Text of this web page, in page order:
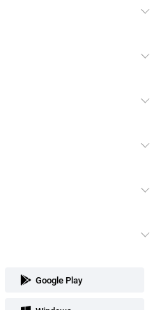
Google Play